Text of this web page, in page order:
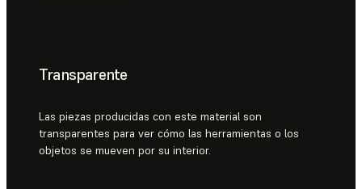
Transparente
Las piezas producidas con este material son
transparentes para ver cómo las herramientas o los
objetos se mueven por su interior.